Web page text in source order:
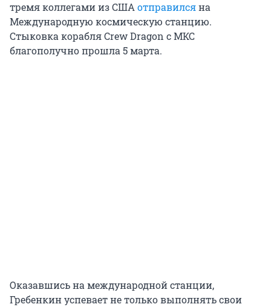
тремя коллегами из СШАотправилсяна
Международную космическую станцию.
Стыковка корабля Crew Dragon с МКС
благополучно прошла 5 марта.
Оказавшись на международной станции,
Гребенкин успевает не только выполнять свои